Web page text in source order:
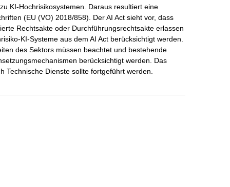
KI-Hochrisikosystemen. Daraus resultiert eine
(EU (VO) 2018/858). Der AI Act sieht vor, dass
Rechtsakte oder Durchführungsrechtsakte erlassen
KI-Systeme aus dem AI Act berücksichtigt werden.
des Sektors müssen beachtet und bestehende
berücksichtigt werden. Das
Dienste sollte fortgeführt werden.